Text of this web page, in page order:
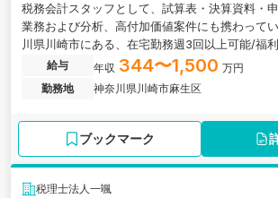
税務会計スタッフとして、試算表・決算資料・
業務および分析、高付加価値案件にも携わって
川県川崎市にある、在宅勤務週3回以上可能/福
ストップサービス展開をしている税理士法人の求
給与 年収 344〜1,500 万円
勤務地
神奈川県川崎市麻生区
ブックマーク
税理士法人一颯